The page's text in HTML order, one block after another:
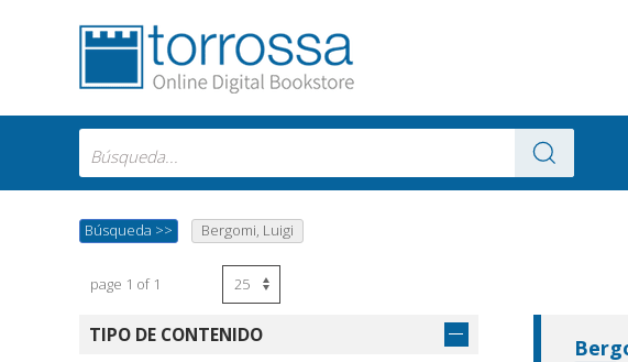
Búsqueda >> Bergomi, Luigi
page 1 of 1
TIPO DE CONTENIDO